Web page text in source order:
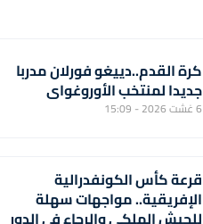
كرة القدم..دييغو فورلان مدربا
جديدا لمنتخب الأوروغواي
6 غشت 2026 - 15:09
قرعة كأس الكونفدرالية
الإفريقية.. مواجهات سهلة